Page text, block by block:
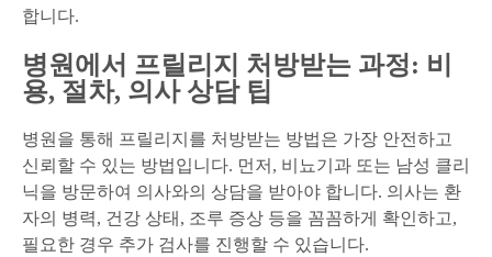
합니다.
병원에서 프릴리지 처방받는 과정: 비
용, 절차, 의사 상담 팁
병원을 통해 프릴리지를 처방받는 방법은 가장 안전하고
신뢰할 수 있는 방법입니다. 먼저, 비뇨기과 또는 남성 클리
닉을 방문하여 의사와의 상담을 받아야 합니다. 의사는 환
자의 병력, 건강 상태, 조루 증상 등을 꼼꼼하게 확인하고,
필요한 경우 추가 검사를 진행할 수 있습니다.